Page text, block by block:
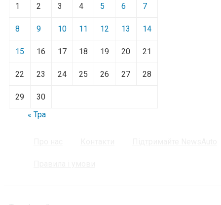
1 2 3 4 5 6 7
8 9 10 11 12 13 14
15 16 17 18 19 20 21
22 23 24 25 26 27 28
29
30
« Тра